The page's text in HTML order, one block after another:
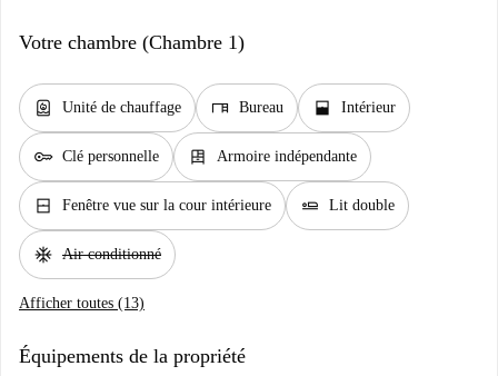
Votre chambre (Chambre 1)
water_heater Unité de chauffage desk Bureau window_open Intérieur
key Clé personnelle dresser Armoire indépendante
window_closed Fenêtre vue sur la cour intérieure airline_seat_flat Lit double
ac_unit Air conditionné
Afficher toutes (13)
Équipements de la propriété